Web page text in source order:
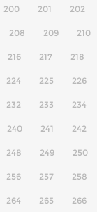
200 201 202
208 209 210
216 217 218
224 225 226
232 233 234
240 241 242
248 249 250
256 257 258
264 265 266